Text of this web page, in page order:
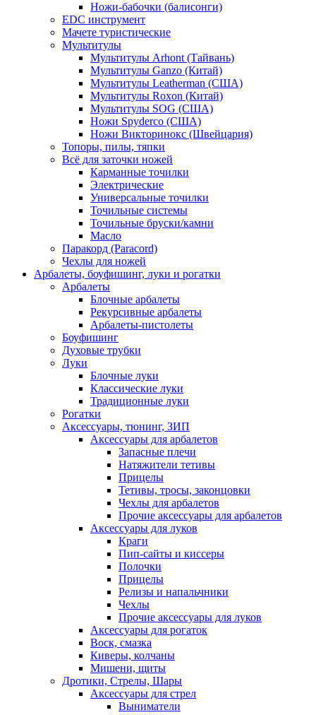
Ножи-бабочки (балисонги)
EDC инструмент
Мачете туристические
Мультитулы
Мультитулы Arhont (Тайвань)
Мультитулы Ganzo (Китай)
Мультитулы Leatherman (США)
Мультитулы Roxon (Китай)
Мультитулы SOG (США)
Ножи Spyderco (США)
Ножи Викторинокс (Швейцария)
Топоры, пилы, тяпки
Всё для заточки ножей
Карманные точилки
Электрические
Универсальные точилки
Точильные системы
Точильные бруски/камни
Масло
Паракорд (Paracord)
Чехлы для ножей
Арбалеты, боуфишинг, луки и рогатки
Арбалеты
Блочные арбалеты
Рекурсивные арбалеты
Арбалеты-пистолеты
Боуфишинг
Духовые трубки
Луки
Блочные луки
Классические луки
Традиционные луки
Рогатки
Аксессуары, тюнинг, ЗИП
Аксессуары для арбалетов
Запасные плечи
Натяжители тетивы
Прицелы
Тетивы, тросы, законцовки
Чехлы для арбалетов
Прочие аксессуары для арбалетов
Аксессуары для луков
Краги
Пип-сайты и киссеры
Полочки
Прицелы
Релизы и напальчники
Чехлы
Прочие аксессуары для луков
Аксессуары для рогаток
Воск, смазка
Киверы, колчаны
Мишени, щиты
Дротики, Стрелы, Шары
Аксессуары для стрел
Выниматели